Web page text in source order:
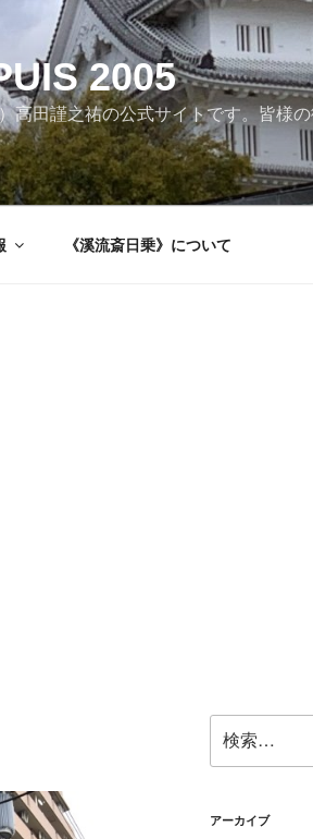
2005
高田謹之祐の公式サイトです。皆様
《溪流斎日乗》について
索:
アーカイブ